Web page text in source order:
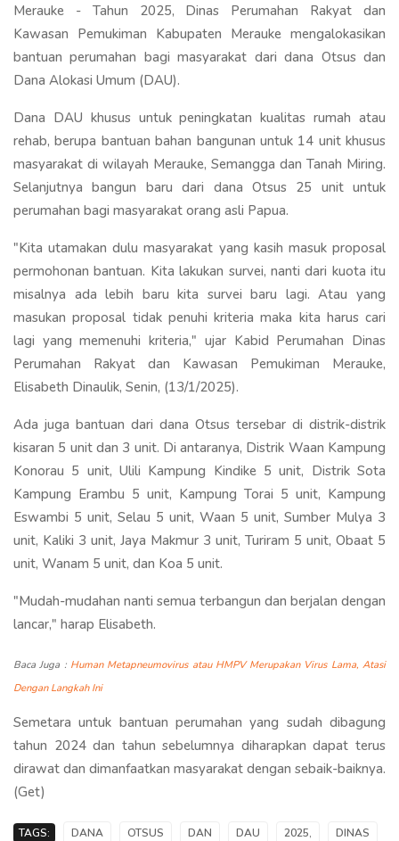
Merauke - Tahun 2025, Dinas Perumahan Rakyat dan
Kawasan Pemukiman Kabupaten Merauke mengalokasikan
bantuan perumahan bagi masyarakat dari dana Otsus dan
Dana Alokasi Umum (DAU).
Dana DAU khusus untuk peningkatan kualitas rumah atau
rehab, berupa bantuan bahan bangunan untuk 14 unit khusus
masyarakat di wilayah Merauke, Semangga dan Tanah Miring.
Selanjutnya bangun baru dari dana Otsus 25 unit untuk
perumahan bagi masyarakat orang asli Papua.
"Kita utamakan dulu masyarakat yang kasih masuk proposal
permohonan bantuan. Kita lakukan survei, nanti dari kuota itu
misalnya ada lebih baru kita survei baru lagi. Atau yang
masukan proposal tidak penuhi kriteria maka kita harus cari
lagi yang memenuhi kriteria," ujar Kabid Perumahan Dinas
Perumahan Rakyat dan Kawasan Pemukiman Merauke,
Elisabeth Dinaulik, Senin, (13/1/2025).
Ada juga bantuan dari dana Otsus tersebar di distrik-distrik
kisaran 5 unit dan 3 unit. Di antaranya, Distrik Waan Kampung
Konorau 5 unit, Ulili Kampung Kindike 5 unit, Distrik Sota
Kampung Erambu 5 unit, Kampung Torai 5 unit, Kampung
Eswambi 5 unit, Selau 5 unit, Waan 5 unit, Sumber Mulya 3
unit, Kaliki 3 unit, Jaya Makmur 3 unit, Turiram 5 unit, Obaat 5
unit, Wanam 5 unit, dan Koa 5 unit.
"Mudah-mudahan nanti semua terbangun dan berjalan dengan
lancar," harap Elisabeth.
Baca Juga : Human Metapneumovirus atau HMPV Merupakan Virus Lama, Atasi
Dengan Langkah Ini
Semetara untuk bantuan perumahan yang sudah dibagung
tahun 2024 dan tahun sebelumnya diharapkan dapat terus
dirawat dan dimanfaatkan masyarakat dengan sebaik-baiknya.
(Get)
TAGS: DANA OTSUS DAN DAU 2025,
DINAS